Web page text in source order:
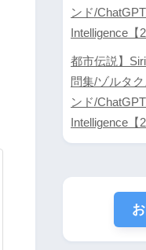
ンド/
Intelligence【
都市伝説】
問集/ゾルタ
ンド/
Intelligence【